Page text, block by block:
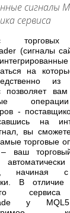
сигналы
сервиса
торговых
(сигналы
на
из
позволяет вам
-
на
вы
торговые
ваш
автоматически
начиная
В отличие
сервиса
у